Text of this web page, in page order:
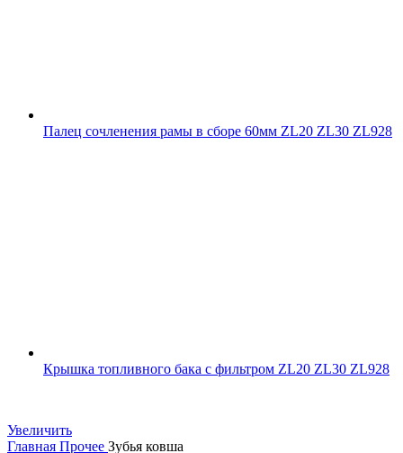
Палец сочленения рамы в сборе 60мм ZL20 ZL30 ZL928
Крышка топливного бака с фильтром ZL20 ZL30 ZL928
Увеличить
Главная Прочее Зубья ковша